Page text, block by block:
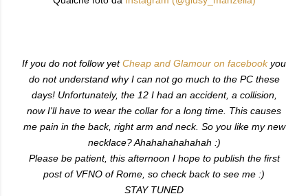
If you do not follow yetCheap and Glamour on facebookyou
do not understand why I can not go much to the PC these
days! Unfortunately, the 12 I had an accident, a collision,
now I'll have to wear the collar for a long time. This causes
me pain in the back, right arm and neck. So you like my new
necklace? Ahahahahahahah :)
Please be patient, this afternoon I hope to publish the first
post of VFNO of Rome, so check back to see me :)
STAY TUNED